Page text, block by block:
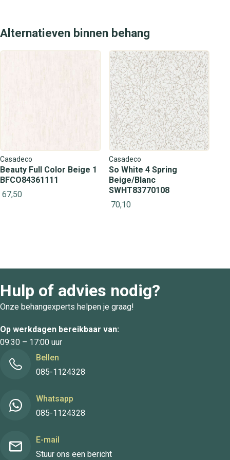
Alternatieven binnen behang
Casadeco
Beauty Full Color Beige 1
BFCO84361111
67,50
Casadeco
So White 4 Spring
Beige/Blanc
SWHT83770108
70,10
Hulp of advies nodig?
Onze behangexperts helpen je graag!
Op werkdagen bereikbaar van:
09:30 – 17:00 uur
Bellen
085-1124328
Whatsapp
085-1124328
E-mail
Stuur ons een bericht